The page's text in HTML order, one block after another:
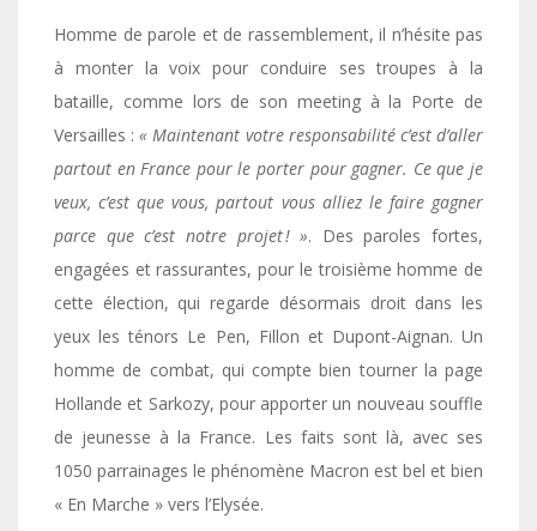
Homme de parole et de rassemblement, il n’hésite pas
à monter la voix pour conduire ses troupes à la
bataille, comme lors de son meeting à la Porte de
Versailles : « Maintenant votre responsabilité c’est d’aller
partout en France pour le porter pour gagner. Ce que je
veux, c’est que vous, partout vous alliez le faire gagner
parce que c’est notre projet ! ». Des paroles fortes,
engagées et rassurantes, pour le troisième homme de
cette élection, qui regarde désormais droit dans les
yeux les ténors Le Pen, Fillon et Dupont-Aignan. Un
homme de combat, qui compte bien tourner la page
Hollande et Sarkozy, pour apporter un nouveau souffle
de jeunesse à la France. Les faits sont là, avec ses
1050 parrainages le phénomène Macron est bel et bien
« En Marche » vers l’Elysée.